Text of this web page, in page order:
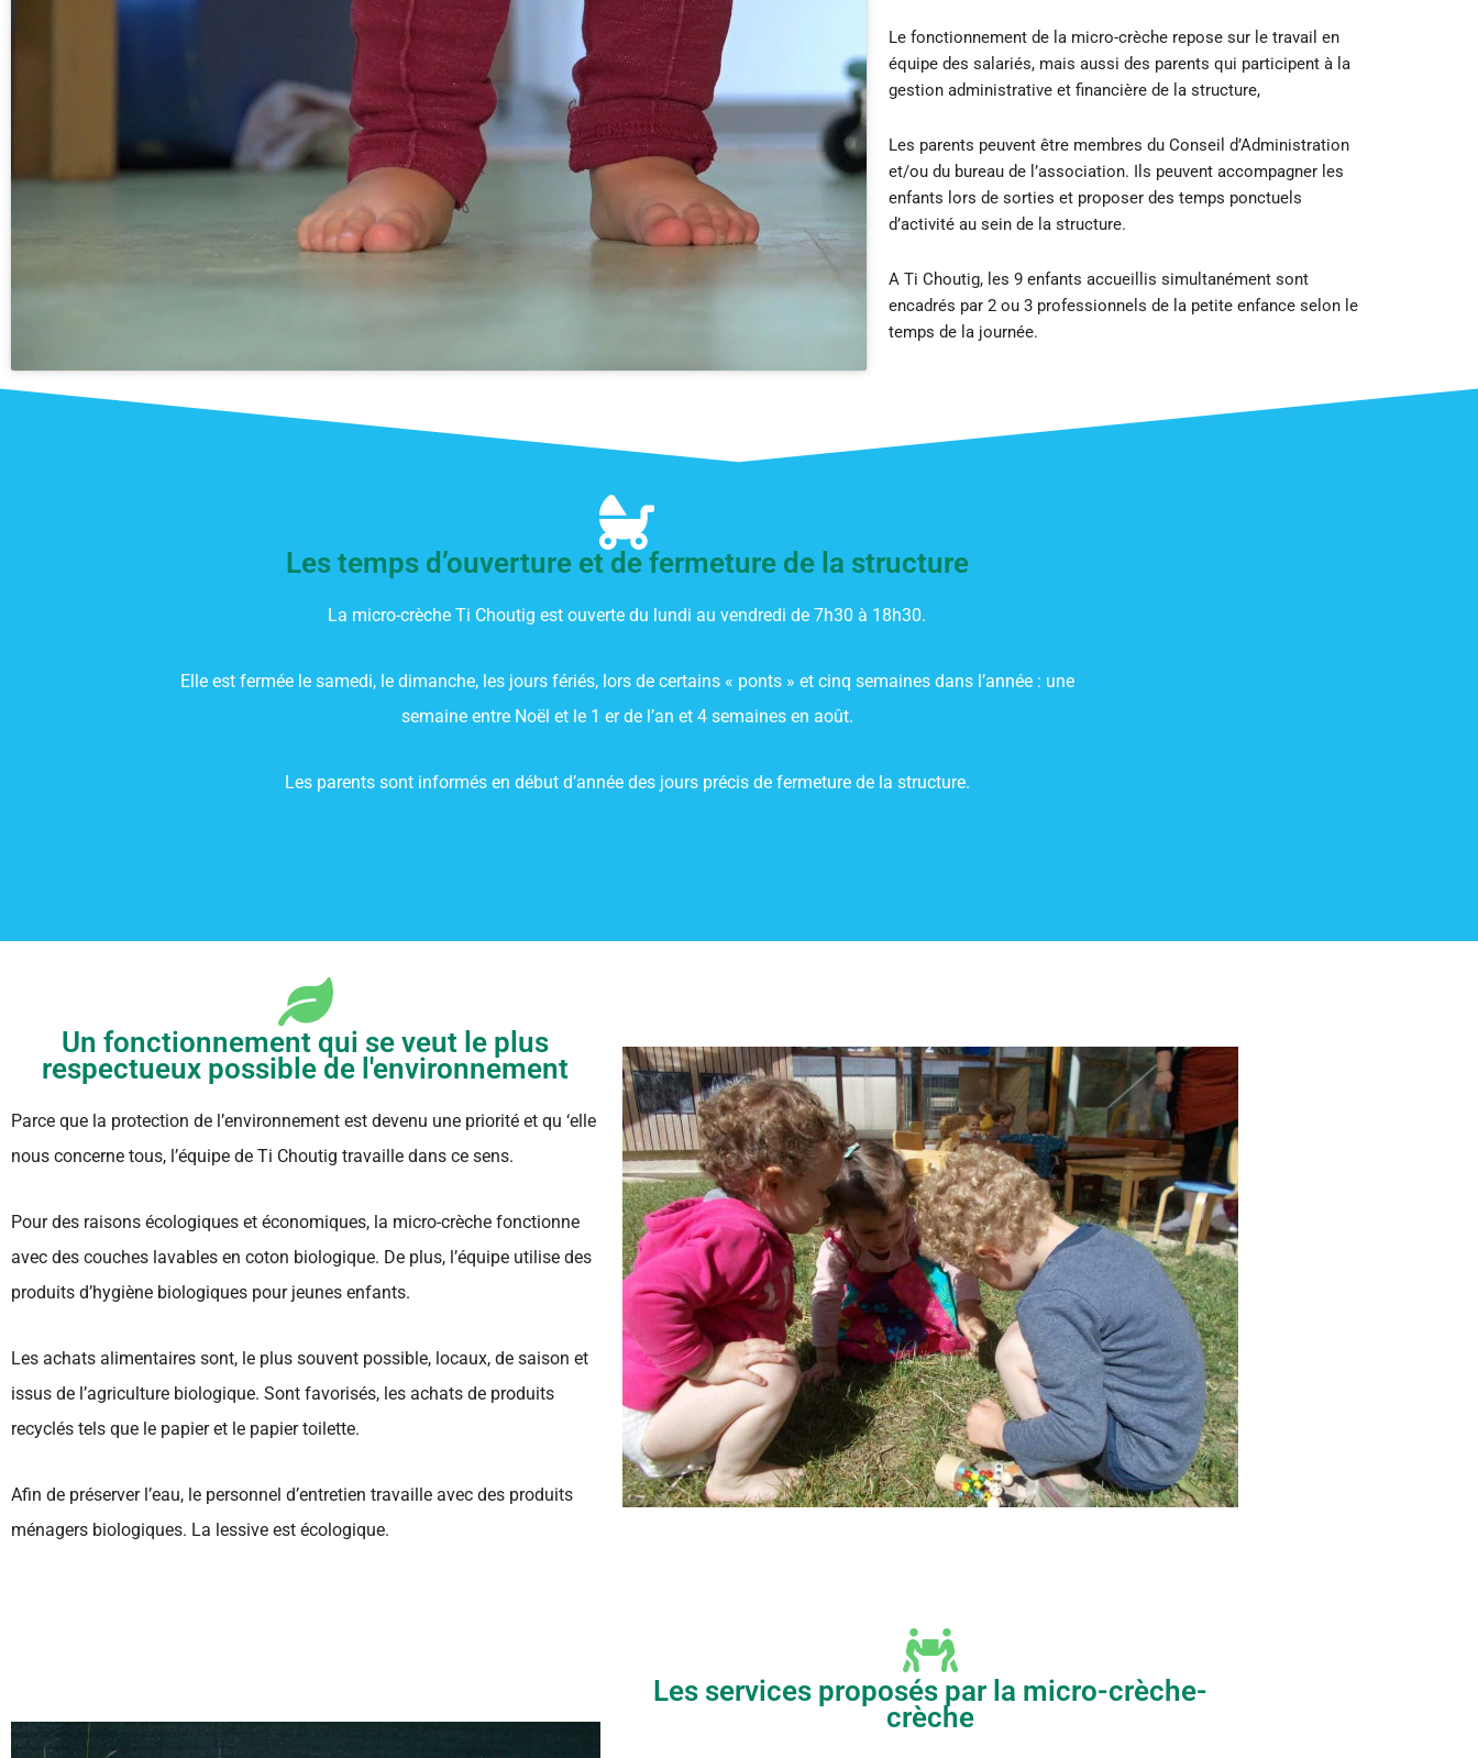
Le fonctionnement de la micro-crèche repose sur le travail en
équipe des salariés, mais aussi des parents qui participent à la
gestion administrative et financière de la structure,
Les parents peuvent être membres du Conseil d’Administration
et/ou du bureau de l’association. Ils peuvent accompagner les
enfants lors de sorties et proposer des temps ponctuels
d’activité au sein de la structure.
A Ti Choutig, les 9 enfants accueillis simultanément sont
encadrés par 2 ou 3 professionnels de la petite enfance selon le
temps de la journée.
Les temps d’ouverture et de fermeture de la structure
La micro-crèche Ti Choutig est ouverte du lundi au vendredi de 7h30 à 18h30.
Elle est fermée le samedi, le dimanche, les jours fériés, lors de certains « ponts » et cinq semaines dans l’année : une
semaine entre Noël et le 1 er de l’an et 4 semaines en août.
Les parents sont informés en début d’année des jours précis de fermeture de la structure.
Un fonctionnement qui se veut le plus
respectueux possible de l'environnement
Parce que la protection de l’environnement est devenu une priorité et qu ‘elle
nous concerne tous, l’équipe de Ti Choutig travaille dans ce sens.
Pour des raisons écologiques et économiques, la micro-crèche fonctionne
avec des couches lavables en coton biologique. De plus, l’équipe utilise des
produits d’hygiène biologiques pour jeunes enfants.
Les achats alimentaires sont, le plus souvent possible, locaux, de saison et
issus de l’agriculture biologique. Sont favorisés, les achats de produits
recyclés tels que le papier et le papier toilette.
Afin de préserver l’eau, le personnel d’entretien travaille avec des produits
ménagers biologiques. La lessive est écologique.
Les services proposés par la micro-crèche-
crèche